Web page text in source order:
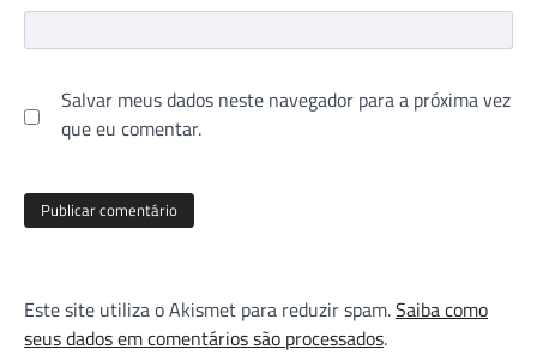
Salvar meus dados neste navegador para a próxima vez
que eu comentar.
Este site utiliza o Akismet para reduzir spam.Saiba como
seus dados em comentários são processados.